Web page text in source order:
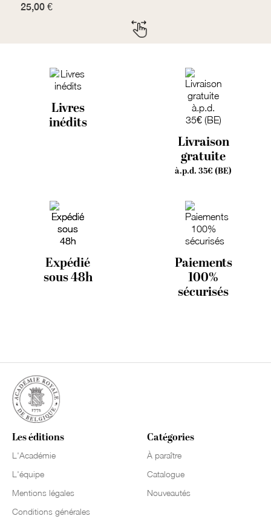
25,00 €
Livres
inédits
Livraison
gratuite
à.p.d. 35€ (BE)
Expédié
sous 48h
Paiements
100%
sécurisés
Les éditions
L'Académie
L'équipe
Mentions légales
Conditions générales
Catégories
À paraître
Catalogue
Nouveautés